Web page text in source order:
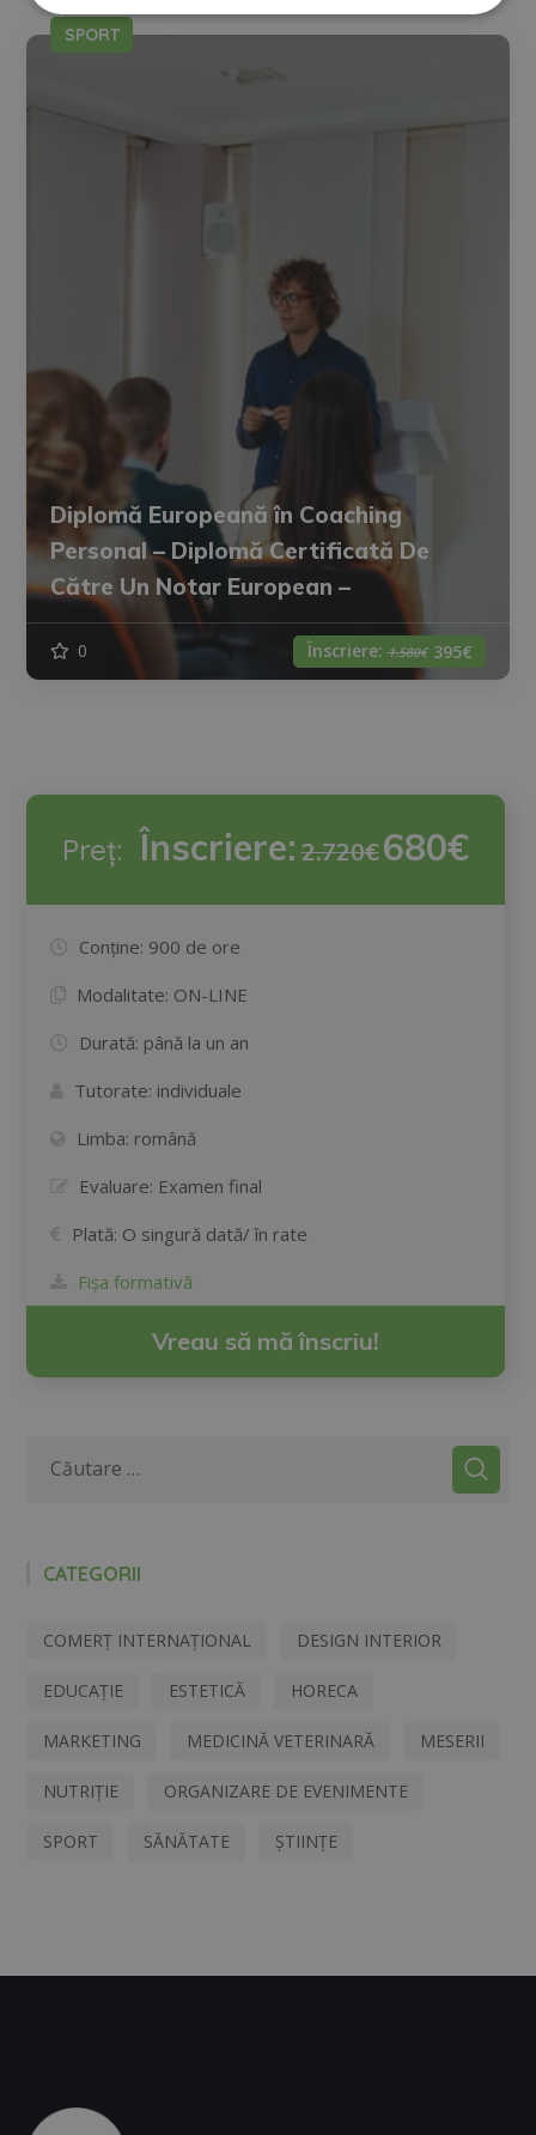
SPORT
Diplomă Europeană în Coaching
Personal – Diplomă Certificată De
Către Un Notar European –
0 Înscriere:1.580€ 395€
Preț: Înscriere:2.720€680€
Conține: 900 de ore
Modalitate: ON-LINE
Durată: până la un an
Tutorate: individuale
Limba: română
Evaluare: Examen final
Plată: O singură dată/ în rate
Fișa formativă
Vreau să mă înscriu!
CATEGORII
COMERȚ INTERNAȚIONAL DESIGN INTERIOR
EDUCAȚIE ESTETICĂ HORECA
MARKETING MEDICINĂ VETERINARĂ MESERII
NUTRIȚIE ORGANIZARE DE EVENIMENTE
SPORT SĂNĂTATE ȘTIINȚE